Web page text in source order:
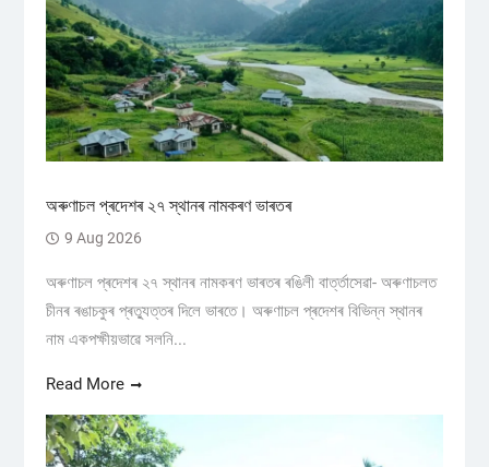
অৰুণাচল প্ৰদেশৰ ২৭ স্থানৰ নামকৰণ ভাৰতৰ
9 Aug 2026
অৰুণাচল প্ৰদেশৰ ২৭ স্থানৰ নামকৰণ ভাৰতৰ ৰঙিলী বাৰ্ত্তাসেৱা- অৰুণাচলত
চীনৰ ৰঙাচকুৰ প্ৰত্যুত্তৰ দিলে ভাৰতে। অৰুণাচল প্ৰদেশৰ বিভিন্ন স্থানৰ
নাম একপক্ষীয়ভাৱে সলনি...
Read More